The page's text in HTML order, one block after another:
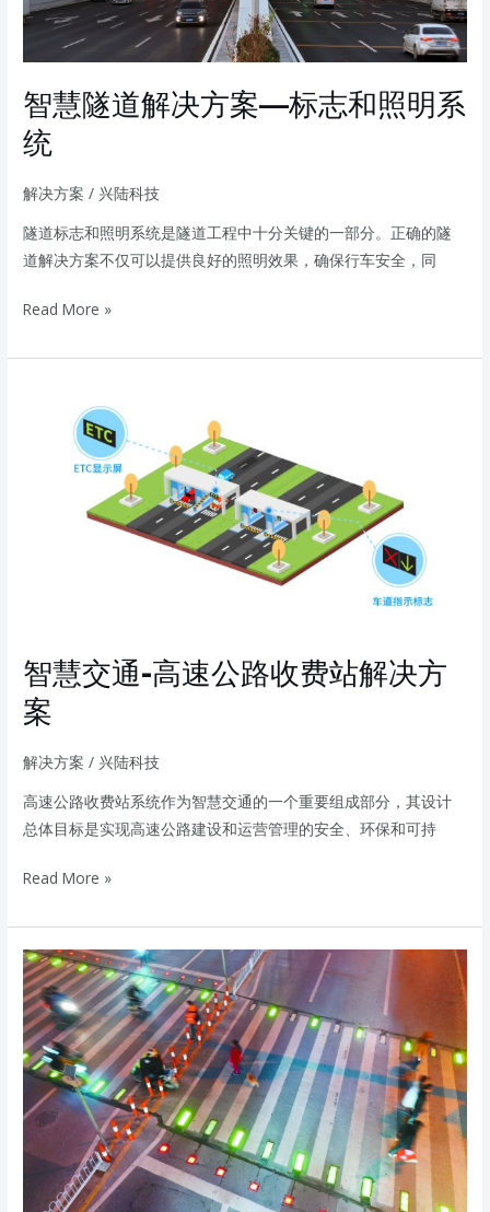
智慧隧道解决方案—标志和照明系
统
解决方案 / 兴陆科技
隧道标志和照明系统是隧道工程中十分关键的一部分。正确的隧
道解决方案不仅可以提供良好的照明效果，确保行车安全，同
方
标
志
和
照
系
统
Read More »
智慧交通-高速公路收费站解决方
案
解决方案 / 兴陆科技
高速公路收费站系统作为智慧交通的一个重要组成部分，其设计
总体目标是实现高速公路建设和运营管理的安全、环保和可持
站
解
决
案
Read More »
城
市
诱
导
—
智
慧
斑